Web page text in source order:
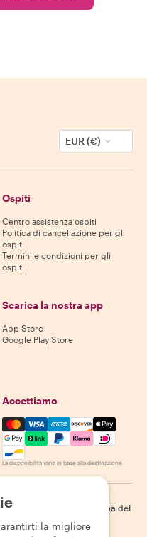
EUR (€)
Ospiti
Centro assistenza ospiti
Politica di cancellazione per gli
ospiti
Termini e condizioni per gli
ospiti
Scarica la nostra app
App Store
Google Play Store
Accettiamo
Mastercard, Visa, Amex,
La disponibilità varia in base alla destinazione
privacy
Mappa del
la migliore